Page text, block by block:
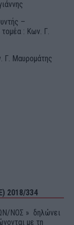
–
τομέα : Κων. Γ.
Γ. Μαυρομάτης
2018/334
ΝΟΣ » δηλώνει
με τη